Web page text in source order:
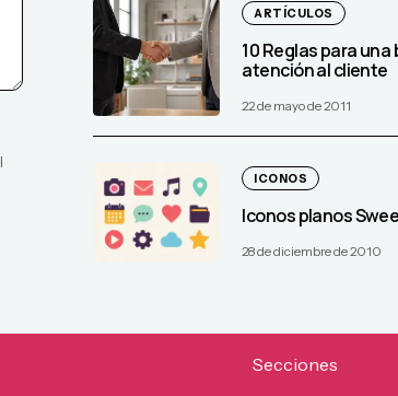
ARTÍCULOS
10 Reglas para una
atención al cliente
22 de mayo de 2011
ICONOS
Iconos planos
28 de diciembre de 2010
Secciones